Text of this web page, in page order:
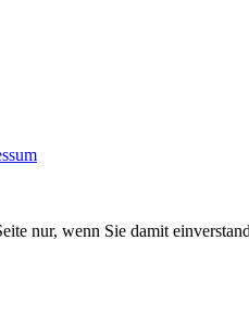
nur, wenn Sie damit